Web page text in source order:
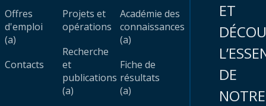
Offres
d'emploi
(a)
Contacts
Projets et
opérations
Recherche
et
publications
(a)
Académie des
connaissances
(a)
Fiche de
résultats
(a)
ET
DE
NOTRE